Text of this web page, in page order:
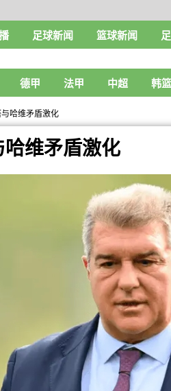
足球新闻 篮球新闻
德甲 法甲 中超 韩
哈维矛盾激化
维矛盾激化